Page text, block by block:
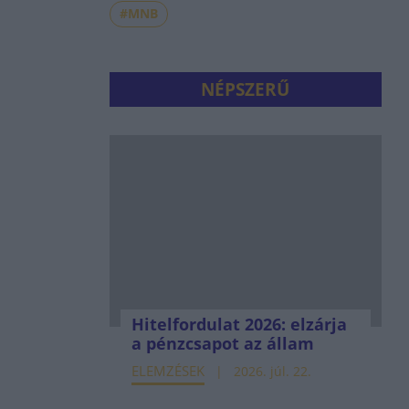
#MNB
NÉPSZERŰ
Hitelfordulat 2026: elzárja
a pénzcsapot az állam
ELEMZÉSEK 2026. júl. 22.